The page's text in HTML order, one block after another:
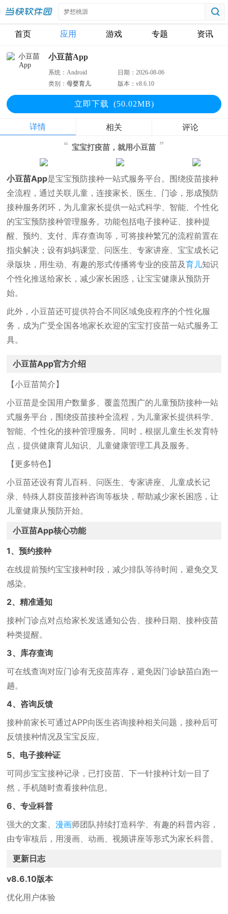
首页 应用 游戏 专题 资讯
小豆苗App
系统：Android 日期：2026-08-06
类别：母婴育儿 版本：v8.6.10
立即下载 (50.02MB)
详情 相关 评论
宝宝打疫苗，就用小豆苗
小豆苗App是宝宝预防接种一站式服务平台。围绕疫苗接种
全流程，通过关联儿童，连接家长、医生、门诊，形成预防
接种服务闭环，为儿童家长提供一站式科学、智能、个性化
的宝宝预防接种管理服务。功能包括电子接种证、接种提
醒、预约、支付、库存查询等，可将接种繁冗的流程前置在
指尖解决；设有妈妈课堂、问医生、专家讲座、宝宝成长记
录版块，用生动、有趣的形式传播将专业的疫苗及育儿知识
个性化推送给家长，减少家长困惑，让宝宝健康从预防开
始。
此外，小豆苗还可提供符合不同区域免疫程序的个性化服
务，成为广受全国各地家长欢迎的宝宝打疫苗一站式服务工
具。
小豆苗App官方介绍
【小豆苗简介】
小豆苗是全国用户数量多、覆盖范围广的儿童预防接种一站
式服务平台，围绕疫苗接种全流程，为儿童家长提供科学、
智能、个性化的接种管理服务。同时，根据儿童生长发育特
点，提供健康育儿知识、儿童健康管理工具及服务。
【更多特色】
小豆苗还设有育儿百科、问医生、专家讲座、儿童成长记
录、特殊人群疫苗接种咨询等板块，帮助减少家长困惑，让
儿童健康从预防开始。
小豆苗App核心功能
1、预约接种
在线提前预约宝宝接种时段，减少排队等待时间，避免交叉
感染。
2、精准通知
接种门诊点对点给家长发送通知公告、接种日期、接种疫苗
种类提醒。
3、库存查询
可在线查询对应门诊有无疫苗库存，避免因门诊缺苗白跑一
趟。
4、咨询反馈
接种前家长可通过APP向医生咨询接种相关问题，接种后可
反馈接种情况及宝宝反应。
5、电子接种证
可同步宝宝接种记录，已打疫苗、下一针接种计划一目了
然，手机随时查看接种信息。
6、专业科普
强大的文案、漫画师团队持续打造科学、有趣的科普内容，
由专审核后，用漫画、动画、视频讲座等形式为家长科普。
更新日志
v8.6.10版本
优化用户体验